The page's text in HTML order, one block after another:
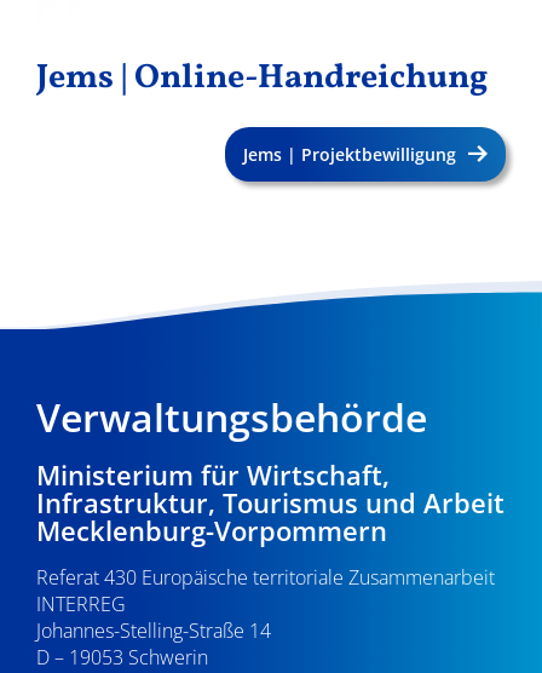
Jems | Online-Handreichung
Jems | Projektbewilligung
Verwaltungsbehörde
Ministerium für Wirtschaft,
Infrastruktur, Tourismus und Arbeit
Mecklenburg-Vorpommern
Referat 430 Europäische territoriale Zusammenarbeit
INTERREG
Johannes-Stelling-Straße 14
D – 19053 Schwerin